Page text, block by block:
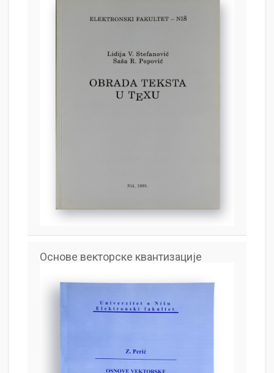
Основе векторске квантизације